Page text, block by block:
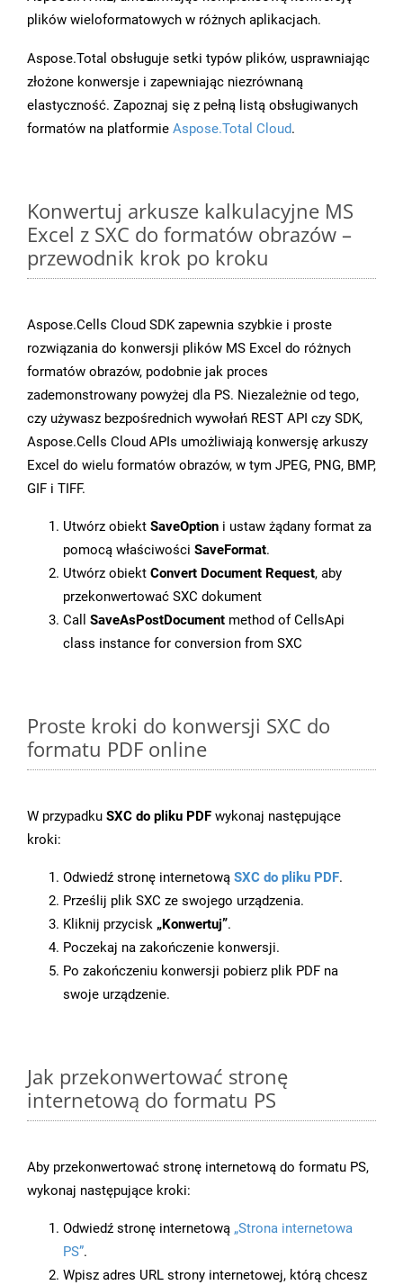
plików wieloformatowych w różnych aplikacjach.
Aspose.Total obsługuje setki typów plików, usprawniając
złożone konwersje i zapewniając niezrównaną
elastyczność. Zapoznaj się z pełną listą obsługiwanych
formatów na platformie Aspose.Total Cloud.
Konwertuj arkusze kalkulacyjne MS
Excel z SXC do formatów obrazów –
przewodnik krok po kroku
Aspose.Cells Cloud SDK zapewnia szybkie i proste
rozwiązania do konwersji plików MS Excel do różnych
formatów obrazów, podobnie jak proces
zademonstrowany powyżej dla PS. Niezależnie od tego,
czy używasz bezpośrednich wywołań REST API czy SDK,
Aspose.Cells Cloud APIs umożliwiają konwersję arkuszy
Excel do wielu formatów obrazów, w tym JPEG, PNG, BMP,
GIF i TIFF.
Utwórz obiekt SaveOption i ustaw żądany format za
pomocą właściwości SaveFormat.
Utwórz obiekt Convert Document Request, aby
przekonwertować SXC dokument
Call SaveAsPostDocument method of CellsApi
class instance for conversion from SXC
Proste kroki do konwersji SXC do
formatu PDF online
W przypadku SXC do pliku PDF wykonaj następujące
kroki:
Odwiedź stronę internetową SXC do pliku PDF.
Prześlij plik SXC ze swojego urządzenia.
Kliknij przycisk „Konwertuj”.
Poczekaj na zakończenie konwersji.
Po zakończeniu konwersji pobierz plik PDF na
swoje urządzenie.
Jak przekonwertować stronę
internetową do formatu PS
Aby przekonwertować stronę internetową do formatu PS,
wykonaj następujące kroki:
Odwiedź stronę internetową „Strona internetowa
PS”.
Wpisz adres URL strony internetowej, którą chcesz